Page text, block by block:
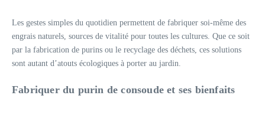
Les gestes simples du quotidien permettent de fabriquer soi-même des
engrais naturels, sources de vitalité pour toutes les cultures. Que ce soit
par la fabrication de purins ou le recyclage des déchets, ces solutions
sont autant d’atouts écologiques à porter au jardin.
Fabriquer du purin de consoude et ses bienfaits